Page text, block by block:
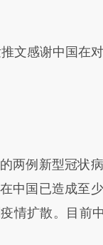
感谢中国在
例新型冠状
中国已造成至
情扩散。目前